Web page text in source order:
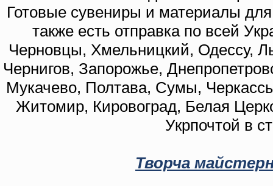
Готовые сувениры и материалы
также есть отправка по всей
Черновцы, Хмельницкий, Одессу,
Чернигов, Запорожье,
Мукачево, Полтава, Сумы,
Житомир, Кировоград, Белая
Укрпочтой в
Творча